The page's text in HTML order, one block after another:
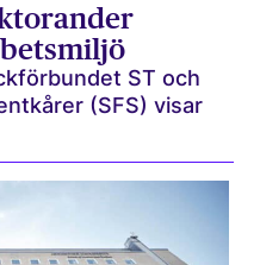
ST och
(SFS) visar